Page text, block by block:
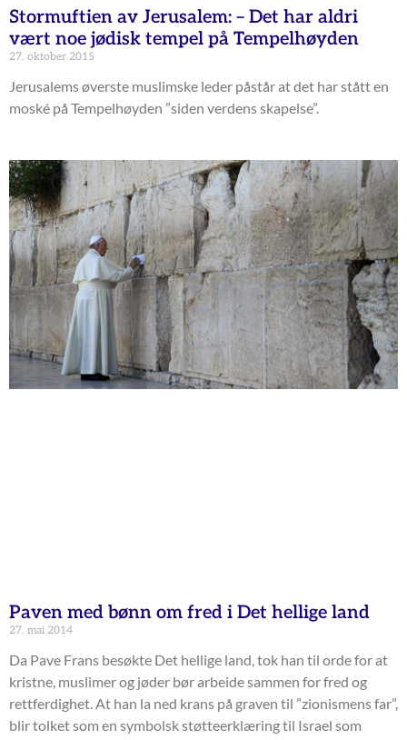
Stormuftien av Jerusalem: – Det har aldri
vært noe jødisk tempel på Tempelhøyden
27. oktober 2015
Jerusalems øverste muslimske leder påstår at det har stått en
moské på Tempelhøyden ”siden verdens skapelse”.
Paven med bønn om fred i Det hellige land
27. mai 2014
Da Pave Frans besøkte Det hellige land, tok han til orde for at
kristne, muslimer og jøder bør arbeide sammen for fred og
rettferdighet. At han la ned krans på graven til ”zionismens far”,
blir tolket som en symbolsk støtteerklæring til Israel som